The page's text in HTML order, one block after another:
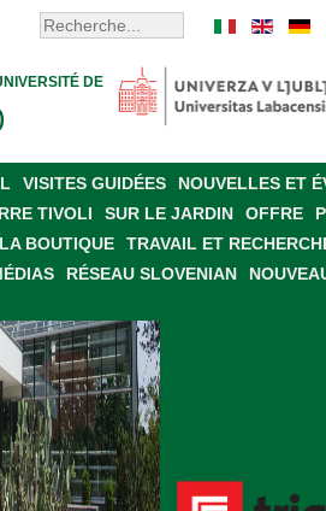
DE
VISITES GUIDÉES
NOUVELLES ET
TIVOLI SUR LE JARDIN OFFRE
LA BOUTIQUE
TRAVAIL ET
RÉSEAU SLOVENIAN